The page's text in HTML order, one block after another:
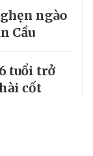
ngào
Cầu
tuổi trở
cốt